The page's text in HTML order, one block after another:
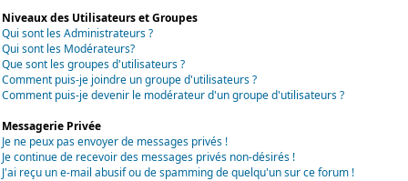
Niveaux des Utilisateurs et Groupes
Qui sont les Administrateurs ?
Qui sont les Modérateurs?
Que sont les groupes d'utilisateurs ?
Comment puis-je joindre un groupe d'utilisateurs ?
Comment puis-je devenir le modérateur d'un groupe d'utilisateurs ?
Messagerie Privée
Je ne peux pas envoyer de messages privés !
Je continue de recevoir des messages privés non-désirés !
J'ai reçu un e-mail abusif ou de spamming de quelqu'un sur ce forum !